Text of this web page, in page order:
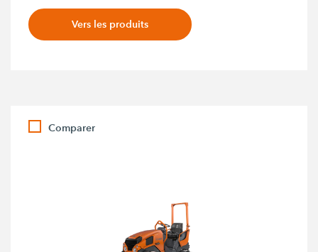
Vers les produits
Comparer